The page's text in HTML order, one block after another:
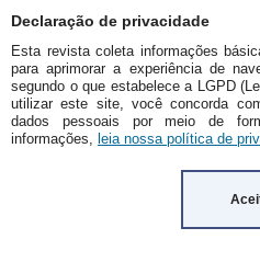
Declaração de privacidade
Esta revista coleta informações
para aprimorar a experiência de
segundo o que estabelece a LGPD
utilizar este site, você concorda
dados pessoais por meio de
informações, leia nossa política de